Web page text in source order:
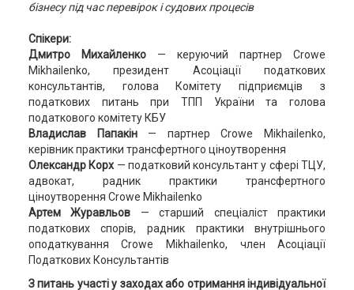
бізнесу під час перевірок і судових процесів
Спікери:
Дмитро Михайленко— керуючий партнер Crowe
Mikhailenko, президент Асоціації податкових
консультантів, голова Комітету підприємців з
податкових питань при ТПП України та головa
податкового комітету КБУ
Владислав Папакін— партнер Crowe Mikhailenko,
керівник практики трансфертного ціноутворення
Олександр Корх — податковий консультант у сфері ТЦУ,
адвокат, радник практики трансфертного
ціноутворення Crowe Mikhailenko
Артем
Журавльов — старший спеціаліст практики
податкових спорів, радник практики внутрішнього
оподаткування Crowe Mikhailenko, член Асоціації
Податкових Консультантів
З питань участі у заходах або отримання індивідуальної